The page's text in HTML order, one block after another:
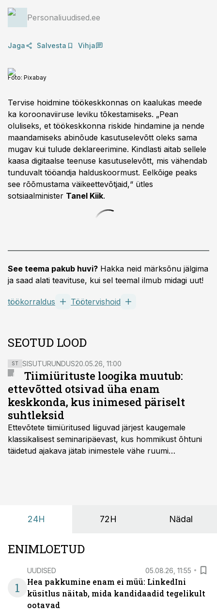
Personaliuudised.ee
Jaga Salvesta Vihja
Foto: Pixabay
Tervise hoidmine töökeskkonnas on kaalukas meede
ka koroonaviiruse leviku tõkestamiseks. „Pean
oluliseks, et töökeskkonna riskide hindamine ja nende
maandamiseks abinõude kasutuselevõtt oleks sama
mugav kui tulude deklareerimine. Kindlasti aitab sellele
kaasa digitaalse teenuse kasutuselevõtt, mis vähendab
tunduvalt tööandja halduskoormust. Eelkõige peaks
see rõõmustama väikeettevõtjaid,“ ütles
sotsiaalminister Tanel Kiik.
See teema pakub huvi? Hakka neid märksõnu jälgima
ja saad alati teavituse, kui sel teemal ilmub midagi uut!
töökorraldus Töötervishoid
SEOTUD LOOD
ST SISUTURUNDUS20.05.26, 11:00
Tiimiürituste loogika muutub:
ettevõtted otsivad üha enam
keskkonda, kus inimesed päriselt
suhtleksid
Ettevõtete tiimiüritused liiguvad järjest kaugemale
klassikalisest seminaripäevast, kus hommikust õhtuni
täidetud ajakava jätab inimestele vähe ruumi
24H 72H Nädal
ENIMLOETUD
1
UUDISED 05.08.26, 11:55
Hea pakkumine enam ei müü: LinkedIni
küsitlus näitab, mida kandidaadid tegelikult
ootavad